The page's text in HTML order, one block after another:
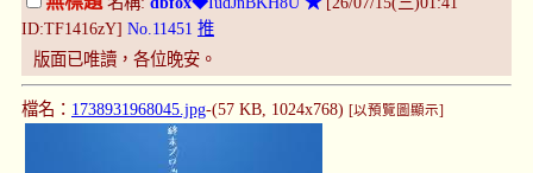
ID:TF1416zY] No.11451 推
版面已唯讀，各位晚安。
檔名： 1738931968045.jpg-(57 KB, 1024x768) [以預覽圖顯示]